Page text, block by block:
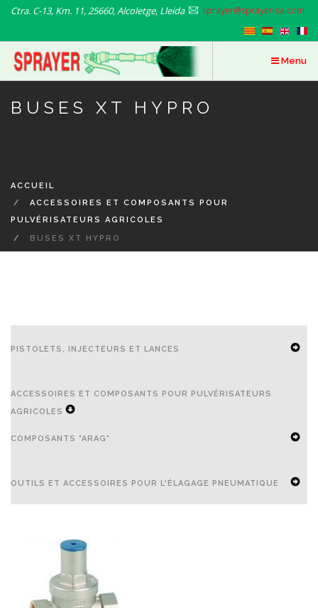
Aller
contenu
principal
Ctra. C-13, Km. 11, 25660, Alcoletge, Lleida sprayer@sprayer-sa.com
Menu
BUSES XT HYPRO
ACCUEIL
ACCESSOIRES ET COMPOSANTS POUR
PULVÉRISATEURS AGRICOLES
BUSES XT HYPRO
PISTOLETS, INJECTEURS ET LANCES
SECONDARY
MENU
ACCESSOIRES ET COMPOSANTS POUR PULVÉRISATEURS
AGRICOLES
EXPAND
NAVIGATION
COMPOSANTS "ARAG"
SECONDARY
NAVIGATION
OUTILS ET ACCESSOIRES POUR L'ÉLAGAGE PNEUMATIQUE
NAVIGATION